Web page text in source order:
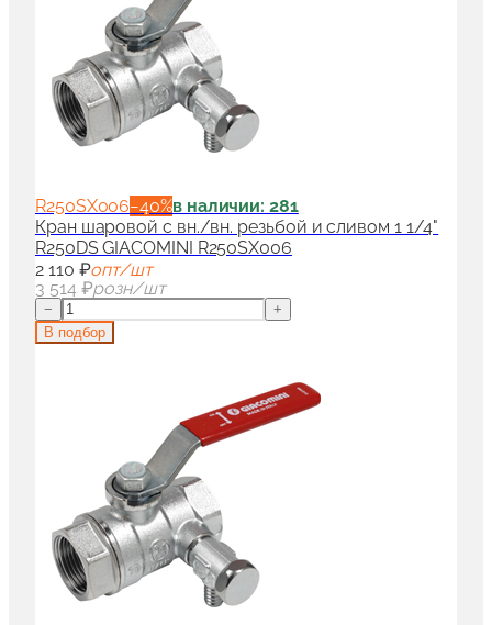
R250SX006−40%в наличии: 281
Кран шаровой с вн./вн. резьбой и сливом 1 1/4"
R250DS GIACOMINI R250SX006
2 110 ₽опт/шт
3 514 ₽розн/шт
−
+
В подбор